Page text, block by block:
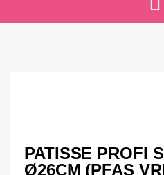
PATISSE PROFI
Ø26CM (PFAS